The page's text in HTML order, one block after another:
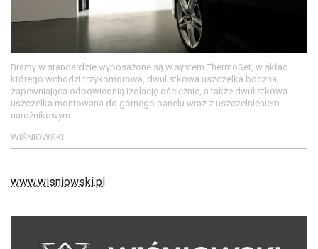
Bramy w standardzie wyposażone są w system ThermoSet, w skład
którego wchodzi trzykomorowa, dwulistkowa uszczelka boczna,
zapewniająca odpowiednią izolację ościeżnic, a także dwulistkowa
uszczelka montowana do górnego panelu wraz z uszczelnieniem
narożnikowym
WIŚNIOWSKI
www.wisniowski.pl